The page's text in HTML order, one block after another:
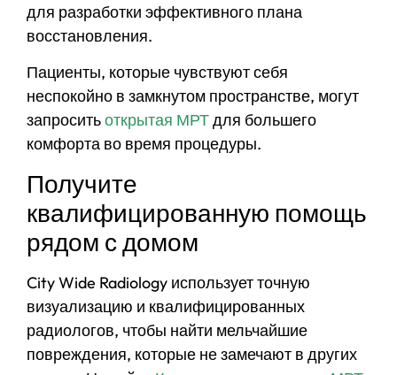
для разработки эффективного плана
восстановления.
Пациенты, которые чувствуют себя
неспокойно в замкнутом пространстве, могут
запроситьоткрытая МРТдля большего
комфорта во время процедуры.
Получите
квалифицированную помощь
рядом с домом
City Wide Radiology использует точную
визуализацию и квалифицированных
радиологов, чтобы найти мельчайшие
повреждения, которые не замечают в других